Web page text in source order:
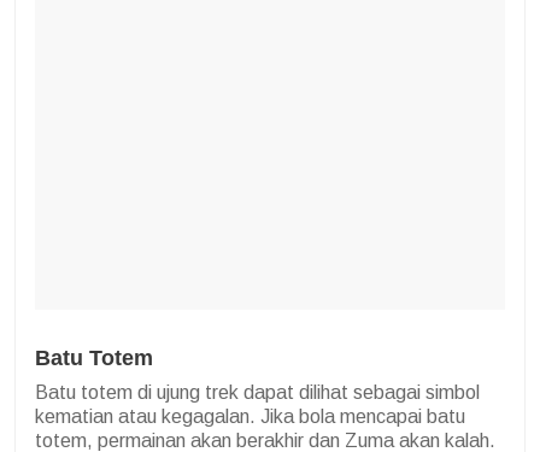
Batu Totem
Batu totem di ujung trek dapat dilihat sebagai simbol
kematian atau kegagalan. Jika bola mencapai batu
totem, permainan akan berakhir dan Zuma akan kalah.